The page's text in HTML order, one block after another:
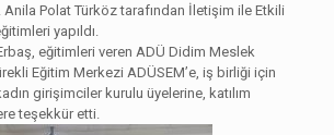
Anila Polat Türköz tarafından İletişim ile Etkili
yapıldı.
eğitimleri veren ADÜ Didim Meslek
Eğitim Merkezi ADÜSEM’e, iş birliği için
girişimciler kurulu üyelerine, katılım
teşekkür etti.